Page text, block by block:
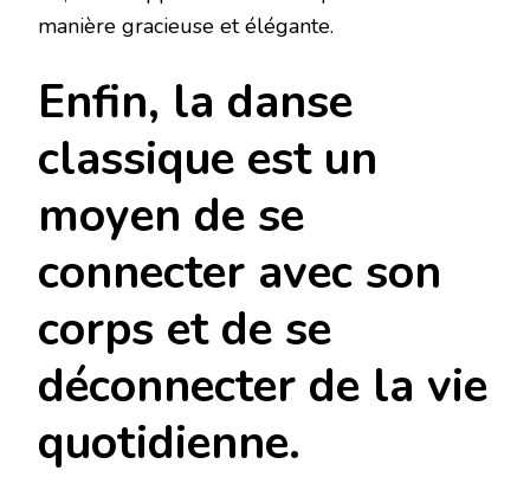
manière gracieuse et élégante.
Enfin, la danse
classique est un
moyen de se
connecter avec son
corps et de se
déconnecter de la vie
quotidienne.